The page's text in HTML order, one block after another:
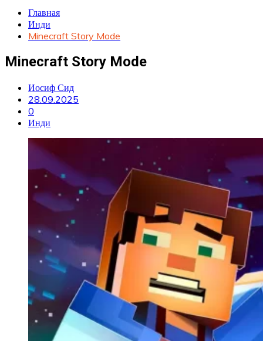
Главная
Инди
Minecraft Story Mode
Minecraft Story Mode
Иосиф Сид
28.09.2025
0
Инди